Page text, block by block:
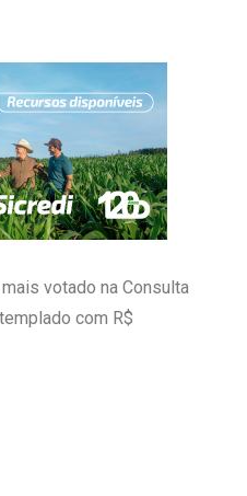
votado na Consulta
com R$